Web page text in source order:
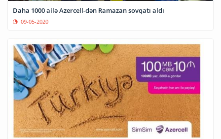
Daha 1000 ailə Azercell-dən Ramazan sovqatı aldı
09-05-2020